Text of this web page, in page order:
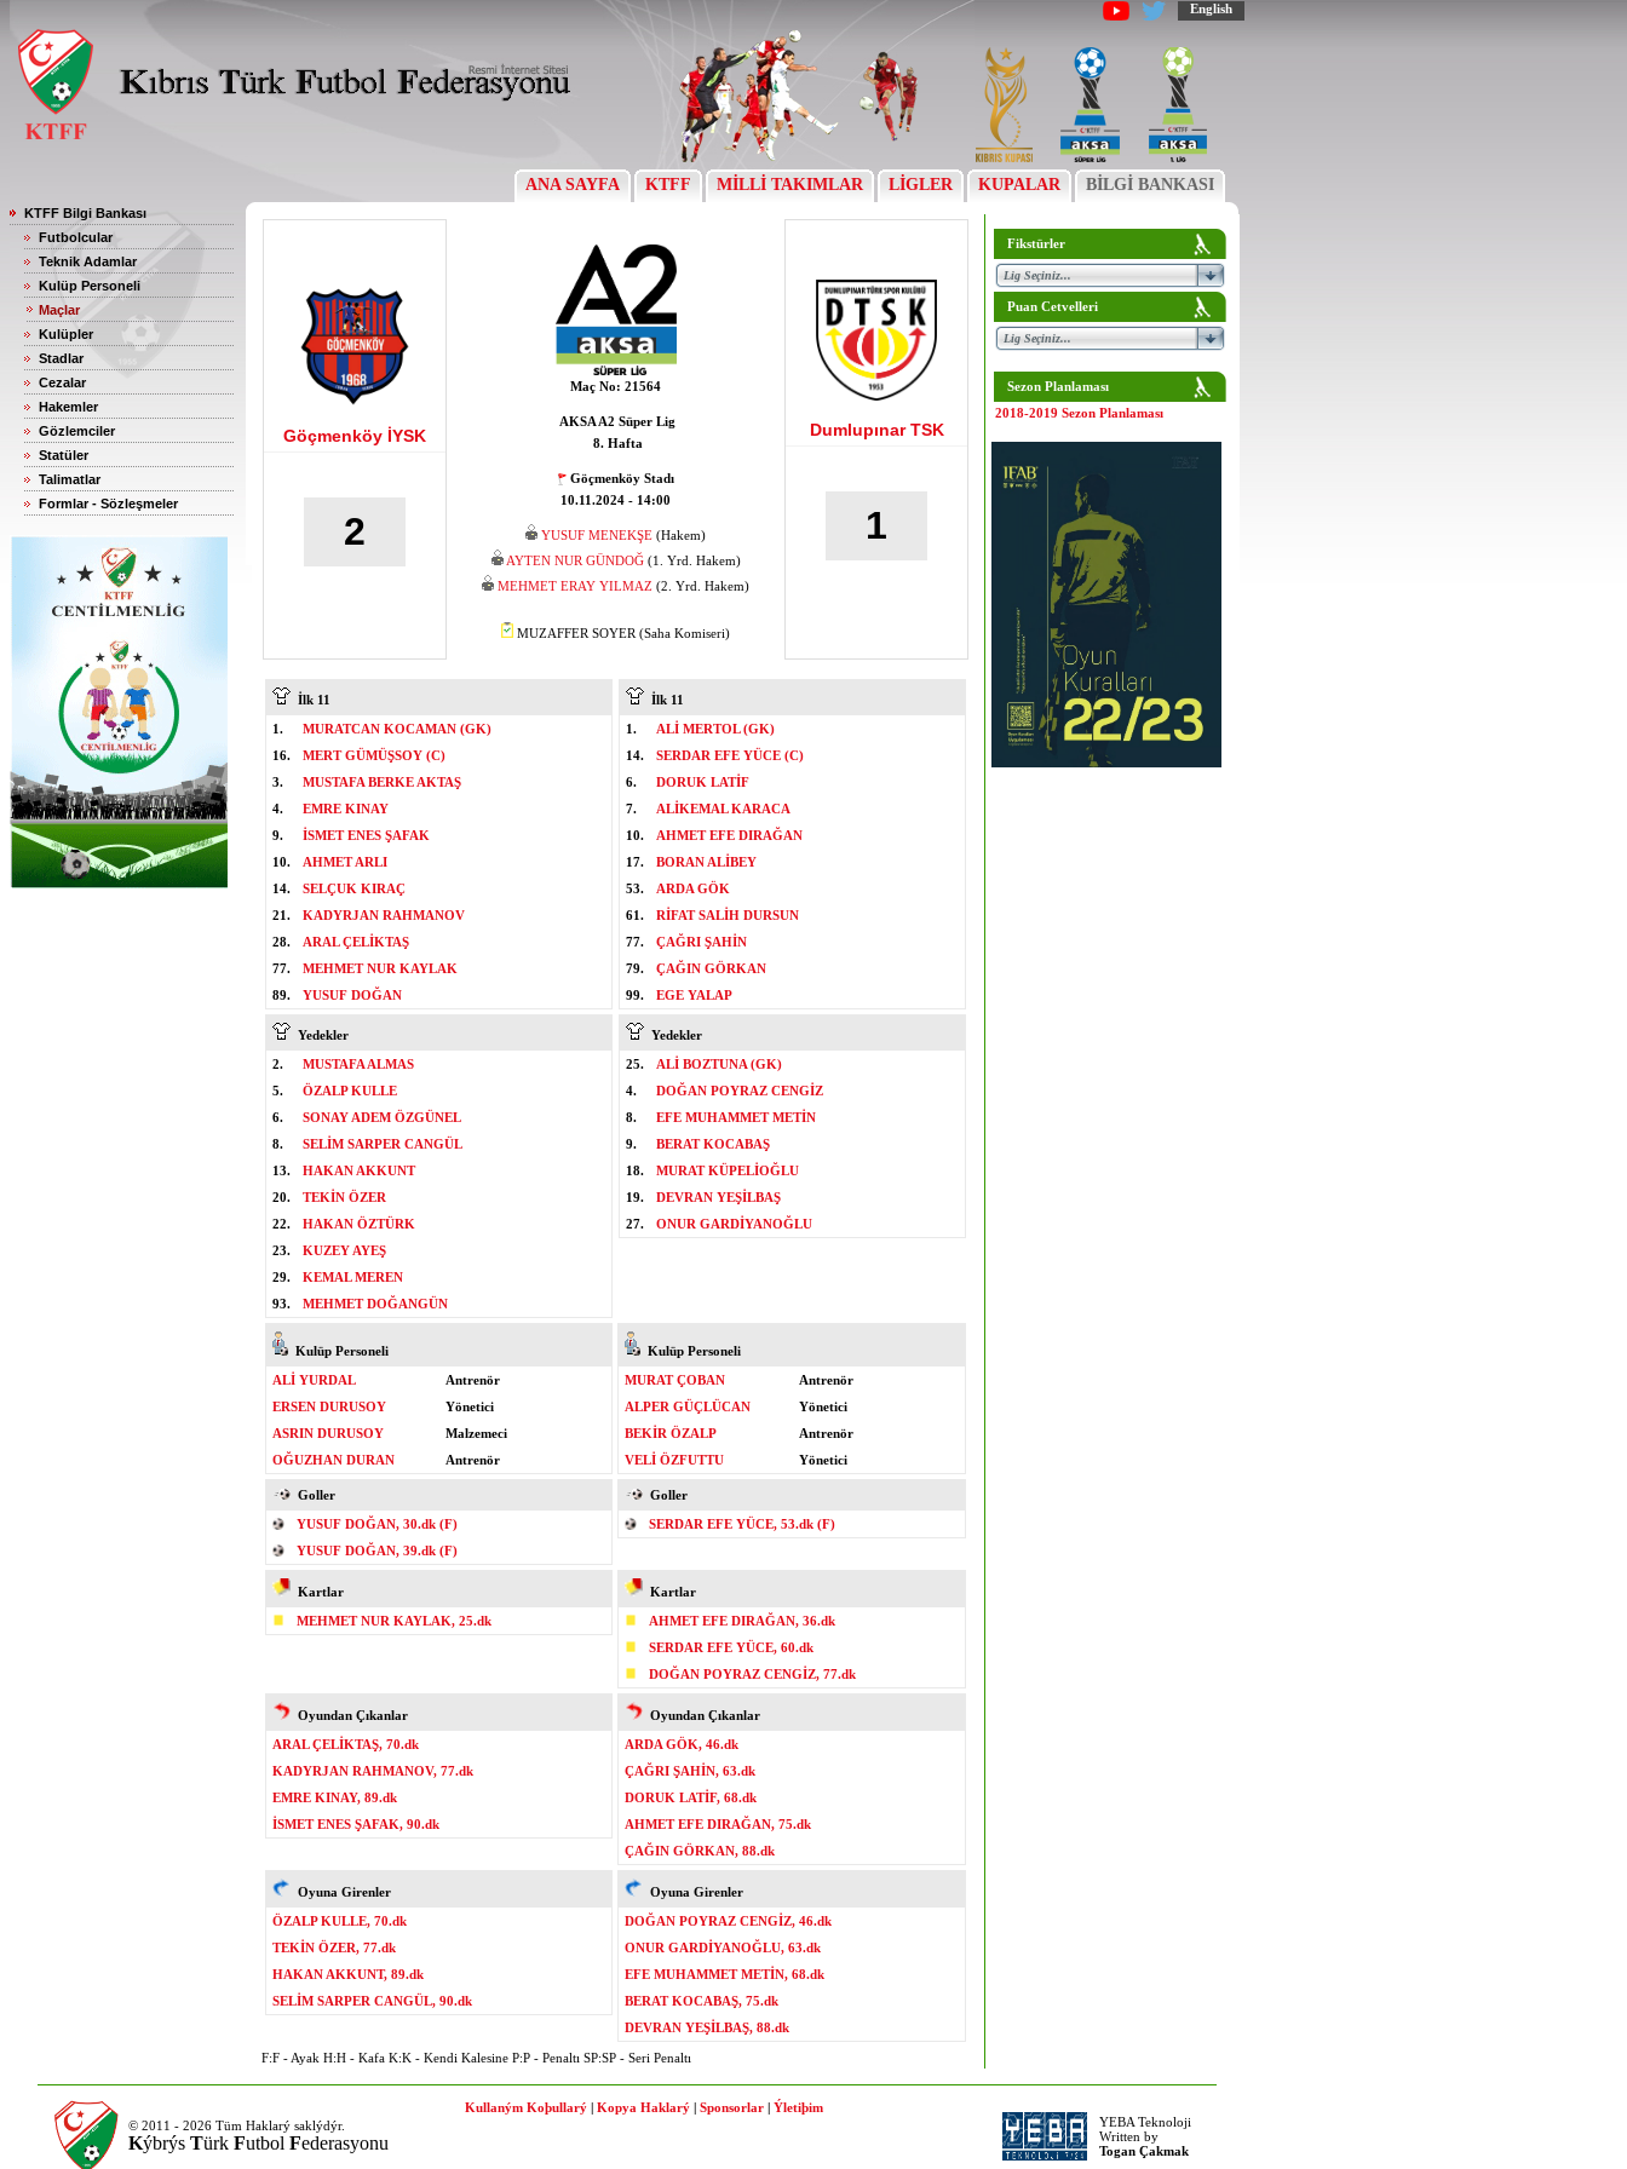
English
ANA SAYFA KTFF MİLLİ TAKIMLAR LİGLER KUPALAR BİLGİ BANKASI
KTFF Bilgi Bankası
Futbolcular
Teknik Adamlar
Kulüp Personeli
Maçlar
Kulüpler
Stadlar
Cezalar
Hakemler
Gözlemciler
Statüler
Talimatlar
Formlar - Sözleşmeler
Göçmenköy İYSK
2
Maç No: 21564
AKSA A2 Süper Lig
8. Hafta
Göçmenköy Stadı
10.11.2024 - 14:00
YUSUF MENEKŞE (Hakem)
AYTEN NUR GÜNDOĞ(1. Yrd. Hakem)
MEHMET ERAY YILMAZ (2. Yrd. Hakem)
MUZAFFER SOYER (Saha Komiseri)
Dumlupınar TSK
1
İlk 11
1.
MURATCAN KOCAMAN (GK)
16.
MERT GÜMÜŞSOY (C)
3.
MUSTAFA BERKE AKTAŞ
4.
EMRE KINAY
9.
İSMET ENES ŞAFAK
10.
AHMET ARLI
14.
SELÇUK KIRAÇ
21.
KADYRJAN RAHMANOV
28.
ARAL ÇELİKTAŞ
77.
MEHMET NUR KAYLAK
89.
YUSUF DOĞAN
İlk 11
1.
ALİ MERTOL (GK)
14.
SERDAR EFE YÜCE (C)
6.
DORUK LATİF
7.
ALİKEMAL KARACA
10.
AHMET EFE DIRAĞAN
17.
BORAN ALİBEY
53.
ARDA GÖK
61.
RİFAT SALİH DURSUN
77.
ÇAĞRI ŞAHİN
79.
ÇAĞIN GÖRKAN
99.
EGE YALAP
Yedekler
2.
MUSTAFA ALMAS
5.
ÖZALP KULLE
6.
SONAY ADEM ÖZGÜNEL
8.
SELİM SARPER CANGÜL
13.
HAKAN AKKUNT
20.
TEKİN ÖZER
22.
HAKAN ÖZTÜRK
23.
KUZEY AYEŞ
29.
KEMAL MEREN
93.
MEHMET DOĞANGÜN
Yedekler
25.
ALİ BOZTUNA (GK)
4.
DOĞAN POYRAZ CENGİZ
8.
EFE MUHAMMET METİN
9.
BERAT KOCABAŞ
18.
MURAT KÜPELİOĞLU
19.
DEVRAN YEŞİLBAŞ
27.
ONUR GARDİYANOĞLU
Kulüp Personeli
ALİ YURDAL
Antrenör
ERSEN DURUSOY
Yönetici
ASRIN DURUSOY
Malzemeci
OĞUZHAN DURAN
Antrenör
Kulüp Personeli
MURAT ÇOBAN
Antrenör
ALPER GÜÇLÜCAN
Yönetici
BEKİR ÖZALP
Antrenör
VELİ ÖZFUTTU
Yönetici
Goller
YUSUF DOĞAN, 30.dk (F)
YUSUF DOĞAN, 39.dk (F)
Goller
SERDAR EFE YÜCE, 53.dk (F)
Kartlar
MEHMET NUR KAYLAK, 25.dk
Kartlar
AHMET EFE DIRAĞAN, 36.dk
SERDAR EFE YÜCE, 60.dk
DOĞAN POYRAZ CENGİZ, 77.dk
Oyundan Çıkanlar
ARAL ÇELİKTAŞ, 70.dk
KADYRJAN RAHMANOV, 77.dk
EMRE KINAY, 89.dk
İSMET ENES ŞAFAK, 90.dk
Oyundan Çıkanlar
ARDA GÖK, 46.dk
ÇAĞRI ŞAHİN, 63.dk
DORUK LATİF, 68.dk
AHMET EFE DIRAĞAN, 75.dk
ÇAĞIN GÖRKAN, 88.dk
Oyuna Girenler
ÖZALP KULLE, 70.dk
TEKİN ÖZER, 77.dk
HAKAN AKKUNT, 89.dk
SELİM SARPER CANGÜL, 90.dk
Oyuna Girenler
DOĞAN POYRAZ CENGİZ, 46.dk
ONUR GARDİYANOĞLU, 63.dk
EFE MUHAMMET METİN, 68.dk
BERAT KOCABAŞ, 75.dk
DEVRAN YEŞİLBAŞ, 88.dk
F:F - Ayak H:H - Kafa K:K - Kendi Kalesine P:P - Penaltı SP:SP - Seri Penaltı
Fikstürler
Puan Cetvelleri
Sezon Planlaması
2018-2019 Sezon Planlaması
© 2011 - 2026 Tüm Haklarý saklýdýr.
Kýbrýs Türk Futbol Federasyonu
Kullaným Koþullarý | Kopya Haklarý | Sponsorlar | Ýletiþim
YEBA Teknoloji
Written by
Togan Çakmak